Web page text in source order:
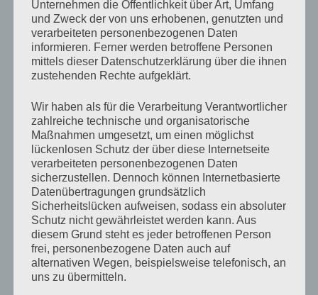
zeigen. Harmonie entsteht.
Meine Klangangebote für
dich:
Erwachsene
Eine wohltuende Pause vom Alltag:
Klang beruhigt den Geist, entspannt
den Körper und lässt dich wieder bei
dir ankommen.“
Unternehmen die Öffentlichkeit über Art, Umfang
und Zweck der von uns erhobenen, genutzten und
verarbeiteten personenbezogenen Daten
informieren. Ferner werden betroffene Personen
mittels dieser Datenschutzerklärung über die ihnen
zustehenden Rechte aufgeklärt.
Wir haben als für die Verarbeitung Verantwortlicher
zahlreiche technische und organisatorische
Maßnahmen umgesetzt, um einen möglichst
lückenlosen Schutz der über diese Internetseite
verarbeiteten personenbezogenen Daten
sicherzustellen. Dennoch können Internetbasierte
Datenübertragungen grundsätzlich
Sicherheitslücken aufweisen, sodass ein absoluter
Schutz nicht gewährleistet werden kann. Aus
diesem Grund steht es jeder betroffenen Person
frei, personenbezogene Daten auch auf
alternativen Wegen, beispielsweise telefonisch, an
uns zu übermitteln.